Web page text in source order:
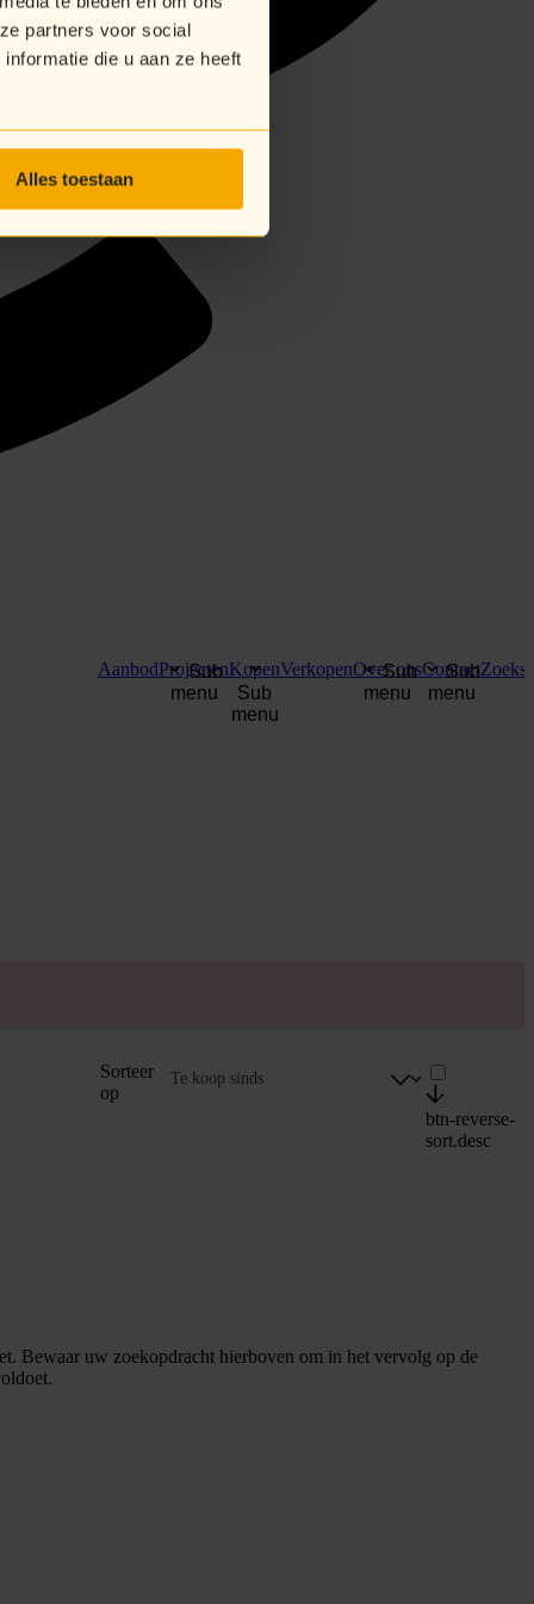
partners voor social
die u aan ze heeft
Alles toestaan
AanbodProjecten
Sub
menu
Kopen
Sub
menu
VerkopenOver ons
Sub
menu
Contact
Sub
menu
Sorteer
op
btn-reverse-
sort.desc
Bewaar uw zoekopdracht hierboven om in het vervolg op de